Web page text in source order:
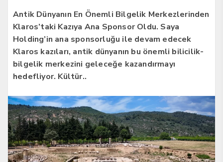
Antik Dünyanın En Önemli Bilgelik Merkezlerinden
Klaros’taki Kazıya Ana Sponsor Oldu. Saya
Holding’in ana sponsorluğu ile devam edecek
Klaros kazıları, antik dünyanın bu önemli bilicilik-
bilgelik merkezini geleceğe kazandırmayı
hedefliyor. Kültür..